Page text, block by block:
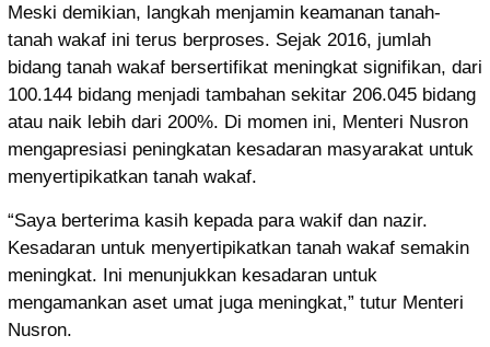
Meski demikian, langkah menjamin keamanan tanah-
tanah wakaf ini terus berproses. Sejak 2016, jumlah
bidang tanah wakaf bersertifikat meningkat signifikan, dari
100.144 bidang menjadi tambahan sekitar 206.045 bidang
atau naik lebih dari 200%. Di momen ini, Menteri Nusron
mengapresiasi peningkatan kesadaran masyarakat untuk
menyertipikatkan tanah wakaf.
“Saya berterima kasih kepada para wakif dan nazir.
Kesadaran untuk menyertipikatkan tanah wakaf semakin
meningkat. Ini menunjukkan kesadaran untuk
mengamankan aset umat juga meningkat,” tutur Menteri
Nusron.